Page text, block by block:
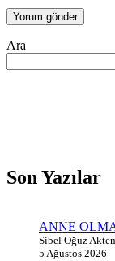
Ara
Son Yazılar
ANNE
Sibel Oğuz
5 Ağustos 2026